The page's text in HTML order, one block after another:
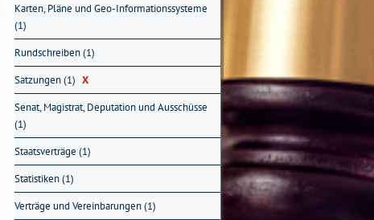
Karten, Pläne und Geo-Informationssysteme
(1)
Rundschreiben (1)
Satzungen (1) X
Senat, Magistrat, Deputation und Ausschüsse
(1)
Staatsverträge (1)
Statistiken (1)
Verträge und Vereinbarungen (1)